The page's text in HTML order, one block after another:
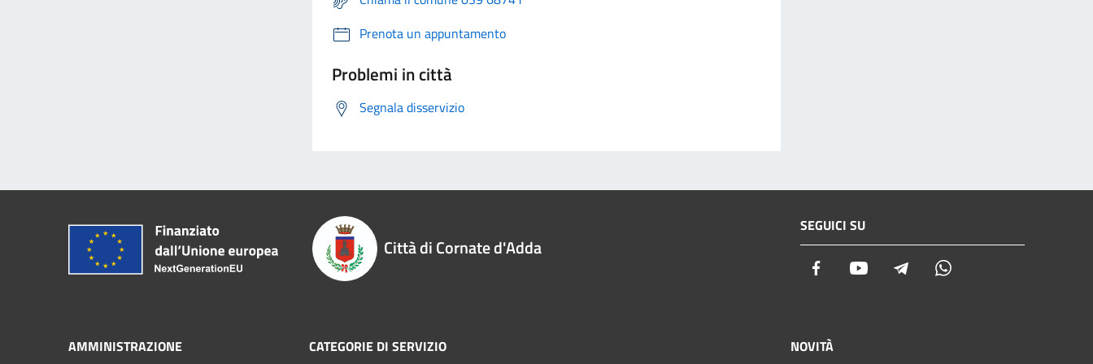
Prenota un appuntamento
Problemi in città
Segnala disservizio
Città di Cornate d'Adda
SEGUICI SU
Facebook Youtube Telegram
AMMINISTRAZIONE CATEGORIE DI SERVIZIO NOVITÀ